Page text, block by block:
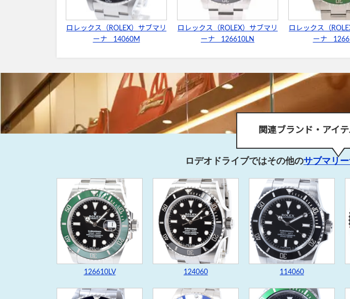
ロレックス（ROLEX）サブマリ
ーナ 14060M
ロレックス（ROLEX）サブマリ
ーナ 126610LN
ロレックス（
ーナ
関連ブランド・アイ
ロデオドライブではその他のサブマリ
126610LV 124060 114060